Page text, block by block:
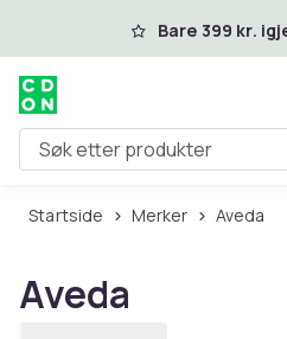
Hopp til hovedinnhold
Bare 399 kr.
Søk etter produkter
Startside Merker Aveda
Aveda